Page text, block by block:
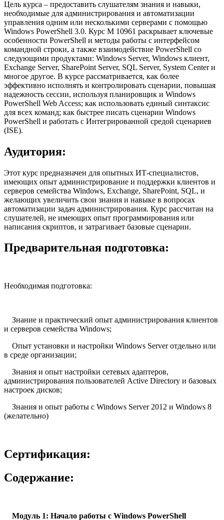
Цель курса – предоставить слушателям знания и навыки,
необходимые для администрирования и автоматизации
управления одним или несколькими серверами с помощью
Windows PowerShell 3.0. Курс М 10961 раскрывает ключевые
особенности PowerShell и методы работы с интерфейсом
командной строки, а также взаимодействие PowerShell со
следующими продуктами: Windows Server, Windows клиент,
Exchange Server, SharePoint Server, SQL Server, System Center и
многое другое. В курсе рассматривается, как более
эффективно исполнять и контролировать сценарии, повышая
надежность сессии, используя планировщик и Windows
PowerShell Web Access; как использовать единый синтаксис
для всех команд; как быстрее писать сценарии Windows
PowerShell и работать с Интегрированной средой сценариев
(ISE).
Аудитория:
Этот курс предназначен для опытных ИТ-специалистов,
имеющих опыт администрирование и поддержки клиентов и
серверов семейства Windows, Exchange, SharePoint, SQL, и
желающих увеличить свои знания и навыке в вопросах
автоматизации задач администрирования. Курс рассчитан на
слушателей, не имеющих опыт программирования или
написания скриптов, и затрагивает базовые сценарии.
Предварительная подготовка:
Необходимая подготовка:
Знание и практический опыт администрирования клиентов
и серверов семейства Windows;
Опыт установки и настройки Windows Server отдельно или
в среде организации;
Знания и опыт настройки сетевых адаптеров,
администрирования пользователей Active Directory и базовых
настроек дисков;
Знания и опыт работы с Windows Server 2012 и Windows 8
(желательно)
Сертификация:
Содержание:
Модуль 1: Начало работы с Windows PowerShell